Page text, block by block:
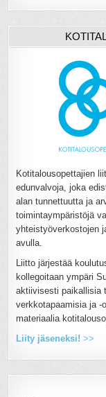
Kotitalousopettajien
edunvalvoja, joka
alan tunnettuutta ja
toimintaympäristöjä
yhteistyöverkostojen
avulla.
Liitto järjestää
kollegoitaan ympäri
aktiivisesti paikallisia
verkkotapaamisia ja -
materiaalia
Liity jäseneksi! >>